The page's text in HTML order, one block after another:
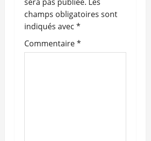
n
d
’
champs obligatoires sont
indiqués avec *
Commentaire*